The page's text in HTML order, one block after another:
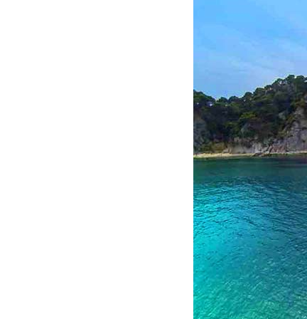
Cette belle
de danser,
un tapis
Cas
Je suis une
Casa Batlló